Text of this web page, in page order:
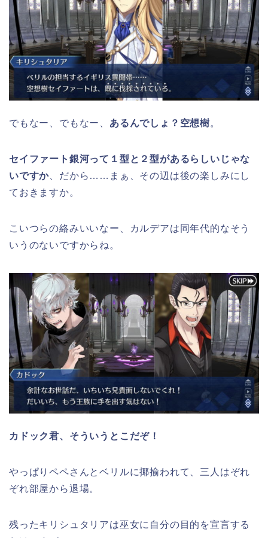
でもなー、でもなー、 あるんでしょ？空想樹。
セイファート銀河って１型と２型があるらしいじゃな
いですか 、だから……まぁ、その辺は後の楽しみにし
ておきますか。
こいつらの絡みいいなー、カルデアは同年代的なそう
いうのないですからね。
カドック君、そういうとこだぞ！
やっぱりペペさんとベリルに揶揄われて、三人はぞれ
ぞれ部屋から退場。
残ったキリシュタリアは巫女に自分の目的を宣言する